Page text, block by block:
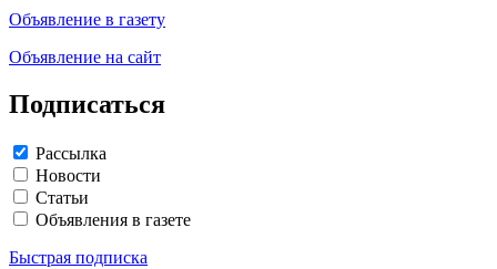
Объявление в газету
Объявление на сайт
Подписаться
Рассылка
Новости
Статьи
Объявления в газете
Быстрая подписка